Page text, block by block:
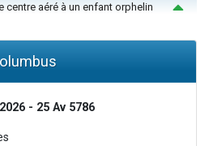
centre aéré à un enfant orphelin
- 25 Av 5786